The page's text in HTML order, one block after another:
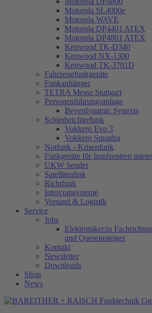
Motorola SL4000e
Motorola WAVE
Motorola DP4401 ATEX
Motorola DP4801 ATEX
Kenwood TK-D340
Kenwood NX-1300
Kenwood TK-3701D
Fahrzeugfunkgeräte
Funkanhänger
TETRA Messe Stuttgart
Personenführungsanlage
Beyerdynamic Synexis
Schiedsrichterfunk
Vokkero Evo 3
Vokkero Squadra
Notfunk - Krisenfunk
Funkgeräte für Impfzentren
UKW Sender
Satellitenlink
Richtfunk
Intercomsysteme
Versand & Logistik
Service
Jobs
Elektroniker:in
und Quereinsteiger
Kontakt
Newsletter
Downloads
Shop
News